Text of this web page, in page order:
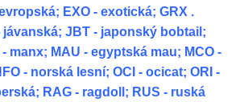
EXO - exotická; GRX .
jávanská; JBT - japonský bobtail;
manx; MAU - egyptská mau; MCO -
- norská lesní; OCI - ocicat; ORI -
RAG - ragdoll; RUS - ruská